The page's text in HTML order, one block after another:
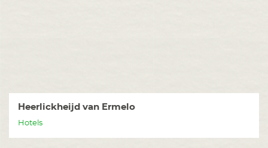
Heerlickheijd van Ermelo
Hotels